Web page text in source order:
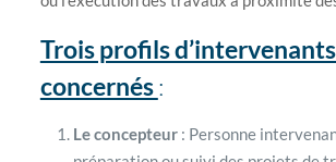
Trois profils
concernés:
Le concepteur: Personne